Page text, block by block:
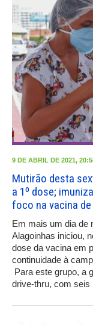
9 DE ABRIL DE 2021,
Mutirão desta
a 1º dose;
foco na vacina
Em mais um dia de
Alagoinhas iniciou,
dose da vacina em
continuidade à
Para este grupo, a
drive-thru, com seis